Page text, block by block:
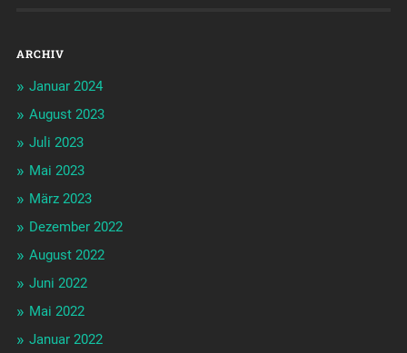
ARCHIV
Januar 2024
August 2023
Juli 2023
Mai 2023
März 2023
Dezember 2022
August 2022
Juni 2022
Mai 2022
Januar 2022